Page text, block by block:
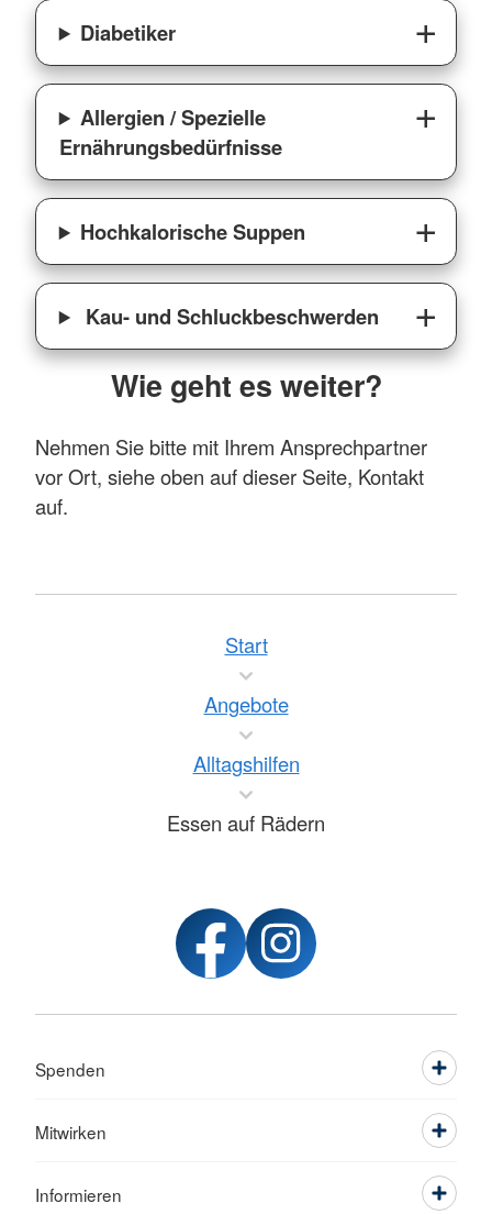
Diabetiker
Allergien / Spezielle
Ernährungsbedürfnisse
Hochkalorische Suppen
Kau- und Schluckbeschwerden
Wie geht es weiter?
Nehmen Sie bitte mit Ihrem Ansprechpartner
vor Ort, siehe oben auf dieser Seite, Kontakt
auf.
Start
Angebote
Alltagshilfen
Essen auf Rädern
Spenden
Mitwirken
Informieren